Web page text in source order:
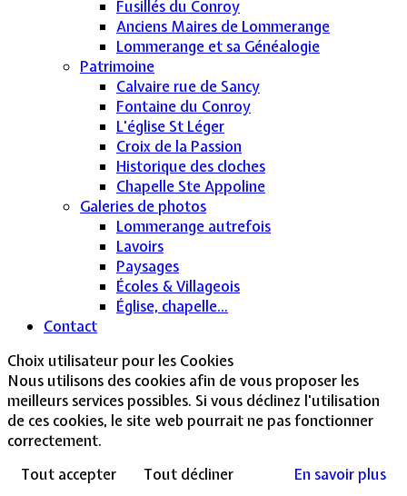
Fusillés du Conroy
Anciens Maires de Lommerange
Lommerange et sa Généalogie
Patrimoine
Calvaire rue de Sancy
Fontaine du Conroy
L'église St Léger
Croix de la Passion
Historique des cloches
Chapelle Ste Appoline
Galeries de photos
Lommerange autrefois
Lavoirs
Paysages
Écoles & Villageois
Église, chapelle...
Contact
Choix utilisateur pour les Cookies
Nous utilisons des cookies afin de vous proposer les
meilleurs services possibles. Si vous déclinez l'utilisation
de ces cookies, le site web pourrait ne pas fonctionner
correctement.
Tout accepter
Tout décliner
En savoir plus